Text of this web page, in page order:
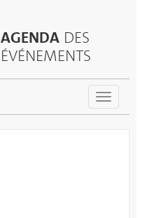
AGENDA DES
ÉVÉNEMENTS
Toggle